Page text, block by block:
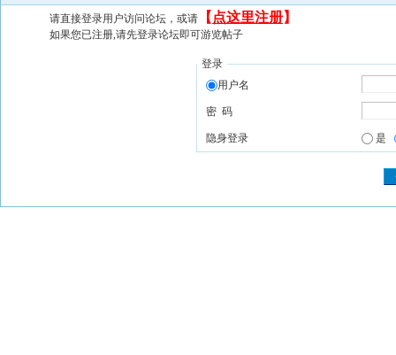
请直接登录用户访问论坛，或请 【 点这里注册】
如果您已注册,请先登录论坛即可游览帖子
登录
用户名
密 码
隐身登录 是